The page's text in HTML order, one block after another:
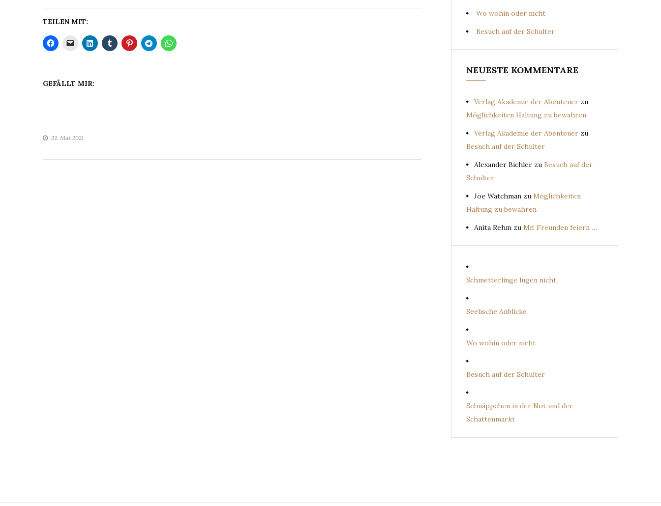
TEILEN MIT:
GEFÄLLT MIR:
22. Mai 2021
Wo wohin oder nicht
Besuch auf der Schulter
NEUESTE KOMMENTARE
Verlag Akademie der Abenteuer zu
Möglichkeiten Haltung zu bewahren
Verlag Akademie der Abenteuer zu
Besuch auf der Schulter
Alexander Bichler zu Besuch auf der
Schulter
Joe Watchman zu Möglichkeiten
Haltung zu bewahren
Anita Rehm zu Mit Freunden feiern …
Schmetterlinge lügen nicht
Seelische Anblicke
Wo wohin oder nicht
Besuch auf der Schulter
Schnäppchen in der Not und der
Schattenmarkt